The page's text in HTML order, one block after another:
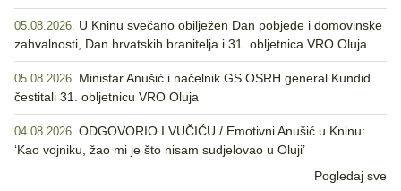
05.08.2026. U Kninu svečano obilježen Dan pobjede i domovinske
zahvalnosti, Dan hrvatskih branitelja i 31. obljetnica VRO Oluja
05.08.2026. Ministar Anušić i načelnik GS OSRH general Kundid
čestitali 31. obljetnicu VRO Oluja
04.08.2026. ODGOVORIO I VUČIĆU / Emotivni Anušić u Kninu:
‘Kao vojniku, žao mi je što nisam sudjelovao u Oluji’
Pogledaj sve